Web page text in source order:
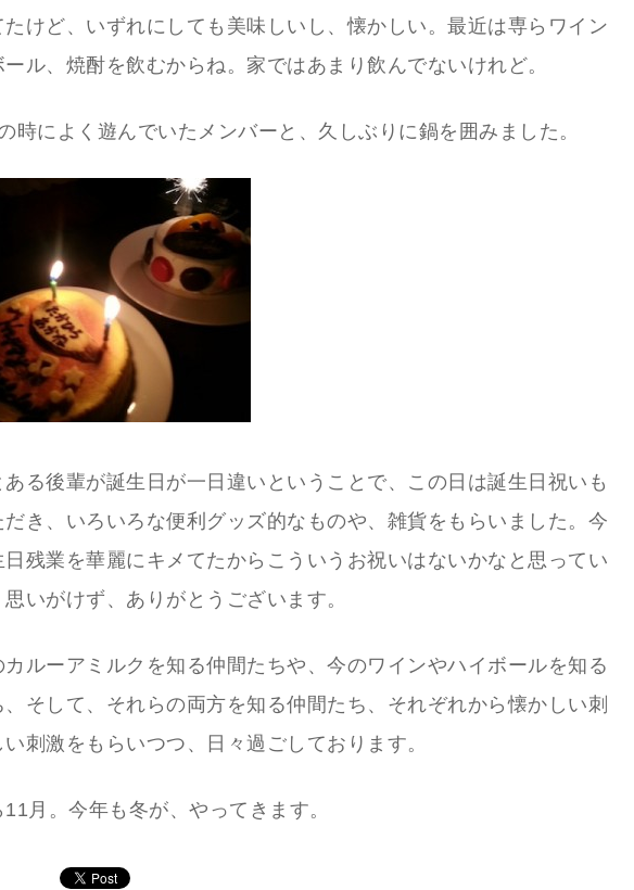
たけど、いずれにしても美味しいし、懐かしい。最近は専らワイン
ル、焼酎を飲むからね。家ではあまり飲んでないけれど。
時によく遊んでいたメンバーと、久しぶりに鍋を囲みました。
る後輩が誕生日が一日違いということで、この日は誕生日祝いも
だき、いろいろな便利グッズ的なものや、雑貨をもらいました。今
日残業を華麗にキメてたからこういうお祝いはないかなと思ってい
いがけず、ありがとうございます。
カルーアミルクを知る仲間たちや、今のワインやハイボールを知る
そして、それらの両方を知る仲間たち、それぞれから懐かしい刺
刺激をもらいつつ、日々過ごしております。
月。今年も冬が、やってきます。